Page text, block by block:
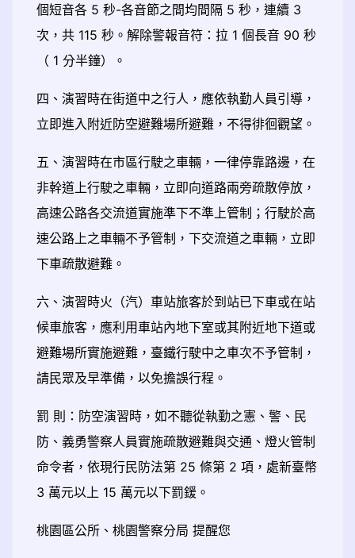
個短音各 5 秒-各音節之間均間隔 5 秒，連續 3
次，共 115 秒。解除警報音符：拉 1 個長音 90 秒
（ 1 分半鐘）。
四、演習時在街道中之行人，應依執勤人員引導，
立即進入附近防空避難場所避難，不得徘徊觀望。
五、演習時在市區行駛之車輛，一律停靠路邊，在
非幹道上行駛之車輛，立即向道路兩旁疏散停放，
高速公路各交流道實施準下不準上管制；行駛於高
速公路上之車輛不予管制，下交流道之車輛，立即
下車疏散避難。
六、演習時火（汽）車站旅客於到站已下車或在站
候車旅客，應利用車站內地下室或其附近地下道或
避難場所實施避難，臺鐵行駛中之車次不予管制，
請民眾及早準備，以免擔誤行程。
罰 則：防空演習時，如不聽從執勤之憲、警、民
防、義勇警察人員實施疏散避難與交通、燈火管制
命令者，依現行民防法第 25 條第 2 項，處新臺幣
3 萬元以上 15 萬元以下罰鍰。
桃園區公所、桃園警察分局 提醒您